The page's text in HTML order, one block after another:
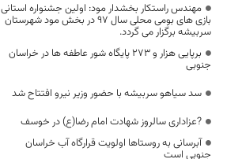
مهندس راستکار بخشدار مود: اولین جشنواره استانی
بازی های بومی محلی سال 97 در بخش مود شهرستان
سربیشه برگزار می گردد.
برپایی هزار و ۲۷۳ پایگاه شور عاطفه ها در خراسان
جنوبی
سد سیاهو سربیشه با حضور وزیر نیرو افتتاح شد
?عزاداری سالروز شهادت امام رضا(ع) در خوسف
آبرسانی به روستاها اولویت قرارگاه آب خراسان
جنوبی است